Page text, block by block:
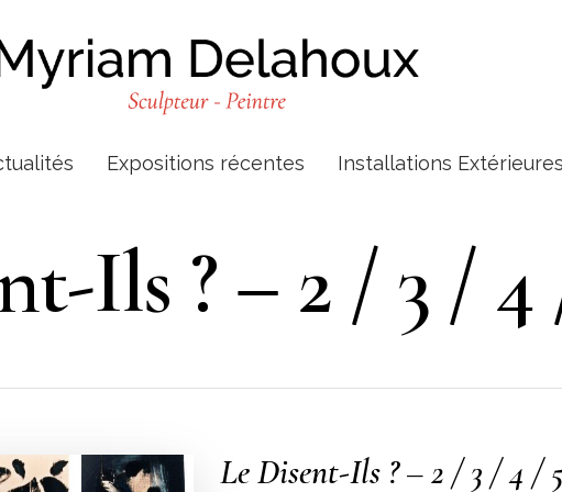
Expositions récentes Installations Extérieures
Ils ? – 2 / 3 /
Le Disent-Ils ? – 2 / 3 / 4 /